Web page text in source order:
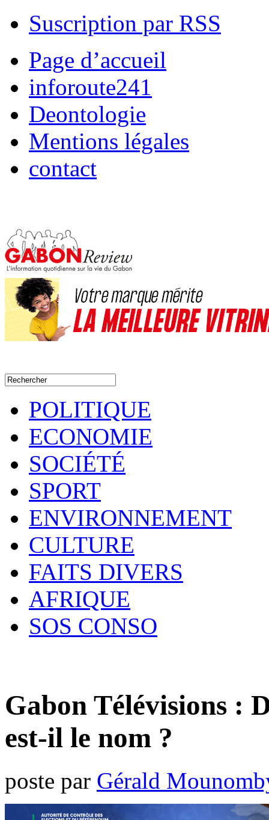
Suscription par RSS
Page d’accueil
inforoute241
Deontologie
Mentions légales
contact
POLITIQUE
ECONOMIE
SOCIÉTÉ
SPORT
ENVIRONNEMENT
CULTURE
FAITS DIVERS
AFRIQUE
SOS CONSO
Gabon Télévisions :
est-il le nom ?
poste par Gérald